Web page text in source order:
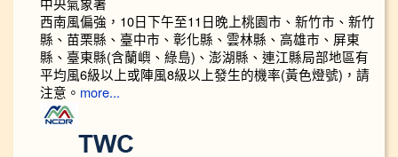
西南風偏強，10日下午至11日晚上桃園市、新竹市、新竹
縣、苗栗縣、臺中市、彰化縣、雲林縣、高雄市、屏東
縣、臺東縣(含蘭嶼、綠島)、澎湖縣、連江縣局部地區有
平均風6級以上或陣風8級以上發生的機率(黃色燈號)，請
注意。 more...